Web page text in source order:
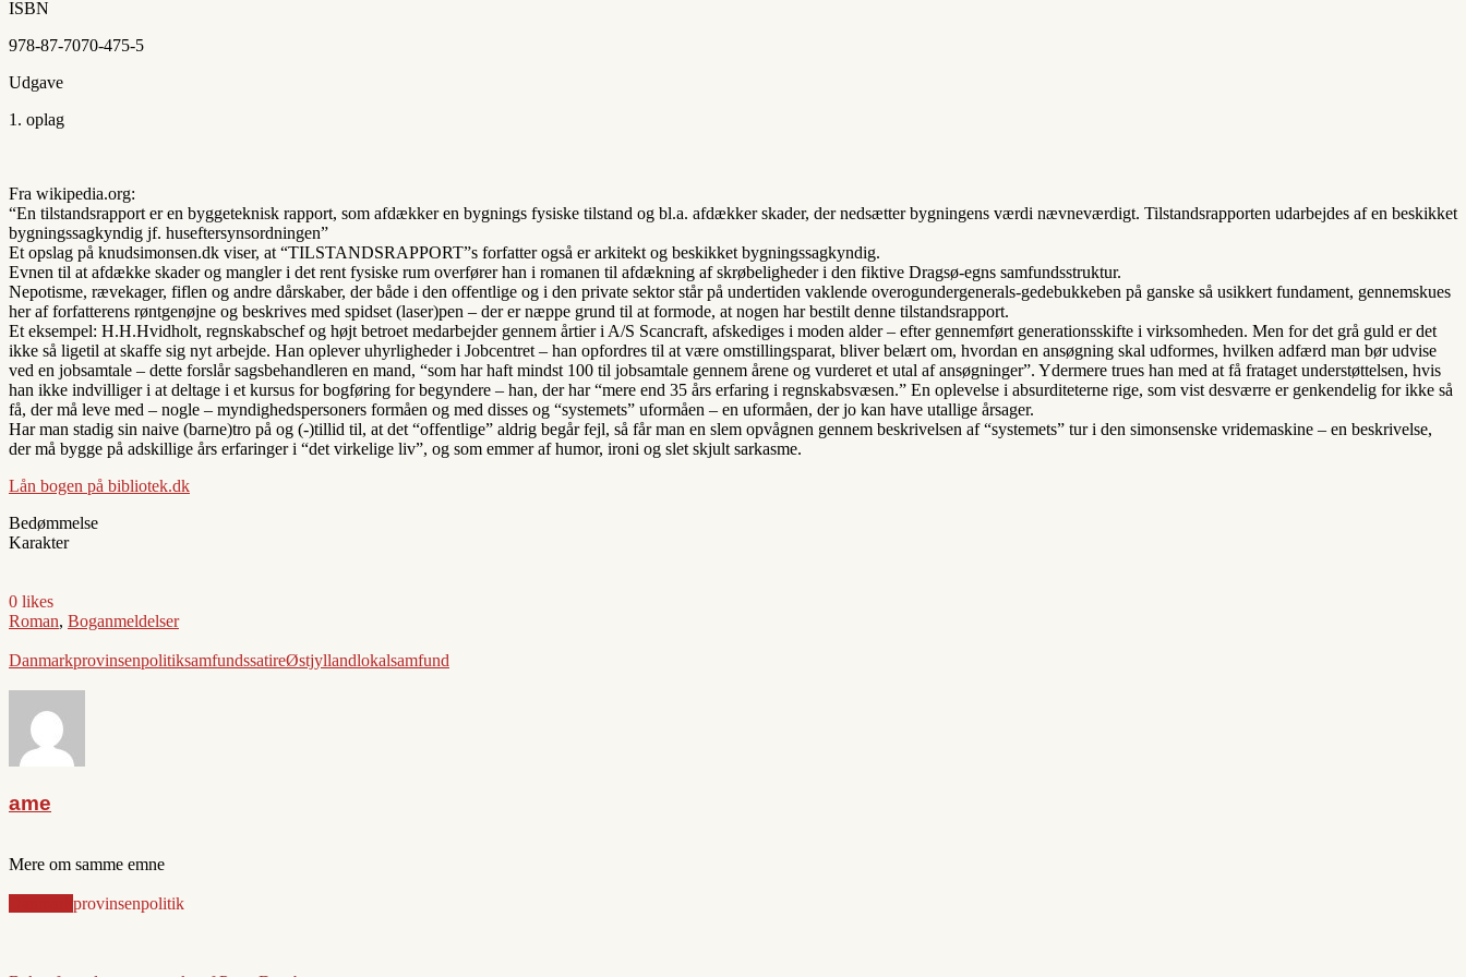
ISBN
978-87-7070-475-5
Udgave
1. oplag
Fra wikipedia.org:
“En tilstandsrapport er en byggeteknisk rapport, som afdækker en bygnings fysiske tilstand og bl.a. afdækker skader, der nedsætter bygningens værdi nævneværdigt. Tilstandsrapporten udarbejdes af en beskikket
bygningssagkyndig jf. huseftersynsordningen”
Et opslag på knudsimonsen.dk viser, at “TILSTANDSRAPPORT”s forfatter også er arkitekt og beskikket bygningssagkyndig.
Evnen til at afdække skader og mangler i det rent fysiske rum overfører han i romanen til afdækning af skrøbeligheder i den fiktive Dragsø-egns samfundsstruktur.
Nepotisme, rævekager, fiflen og andre dårskaber, der både i den offentlige og i den private sektor står på undertiden vaklende overogundergenerals-gedebukkeben på ganske så usikkert fundament, gennemskues
her af forfatterens røntgenøjne og beskrives med spidset (laser)pen – der er næppe grund til at formode, at nogen har bestilt denne tilstandsrapport.
Et eksempel: H.H.Hvidholt, regnskabschef og højt betroet medarbejder gennem årtier i A/S Scancraft, afskediges i moden alder – efter gennemført generationsskifte i virksomheden. Men for det grå guld er det
ikke så ligetil at skaffe sig nyt arbejde. Han oplever uhyrligheder i Jobcentret – han opfordres til at være omstillingsparat, bliver belært om, hvordan en ansøgning skal udformes, hvilken adfærd man bør udvise
ved en jobsamtale – dette forslår sagsbehandleren en mand, “som har haft mindst 100 til jobsamtale gennem årene og vurderet et utal af ansøgninger”. Ydermere trues han med at få frataget understøttelsen, hvis
han ikke indvilliger i at deltage i et kursus for bogføring for begyndere – han, der har “mere end 35 års erfaring i regnskabsvæsen.” En oplevelse i absurditeterne rige, som vist desværre er genkendelig for ikke så
få, der må leve med – nogle – myndighedspersoners formåen og med disses og “systemets” uformåen – en uformåen, der jo kan have utallige årsager.
Har man stadig sin naive (barne)tro på og (-)tillid til, at det “offentlige” aldrig begår fejl, så får man en slem opvågnen gennem beskrivelsen af “systemets” tur i den simonsenske vridemaskine – en beskrivelse,
der må bygge på adskillige års erfaringer i “det virkelige liv”, og som emmer af humor, ironi og slet skjult sarkasme.
Lån bogen på bibliotek.dk
Bedømmelse
Karakter
0 likes
Roman, Boganmeldelser
DanmarkprovinsenpolitiksamfundssatireØstjyllandlokalsamfund
ame
Mere om samme emne
provinsenpolitik